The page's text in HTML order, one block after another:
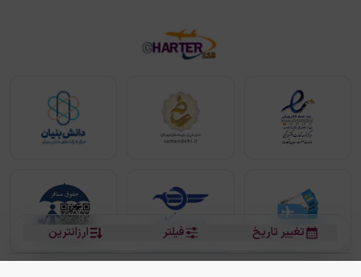
ارزانترین فیلتر تغییر تاریخ